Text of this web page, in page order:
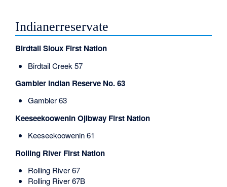
Indianerreservate
Birdtail Sioux First Nation
Birdtail Creek 57
Gambler Indian Reserve No. 63
Gambler 63
Keeseekoowenin Ojibway First Nation
Keeseekoowenin 61
Rolling River First Nation
Rolling River 67
Rolling River 67B